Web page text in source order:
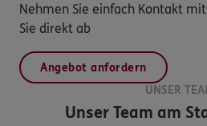
Nehmen Sie einfach Kontakt
Sie direkt ab
Angebot anfordern
UNSER
Unser Team am